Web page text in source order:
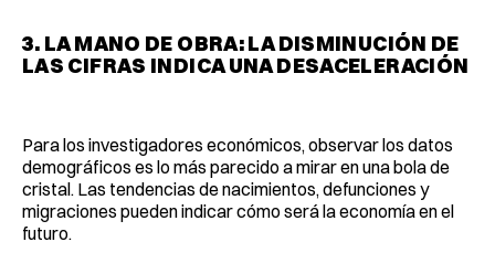
3. LA MANO DE OBRA: LA DISMINUCIÓN DE
LAS CIFRAS INDICA UNA DESACELERACIÓN
Para los investigadores económicos, observar los datos
demográficos es lo más parecido a mirar en una bola de
cristal. Las tendencias de nacimientos, defunciones y
migraciones pueden indicar cómo será la economía en el
futuro.